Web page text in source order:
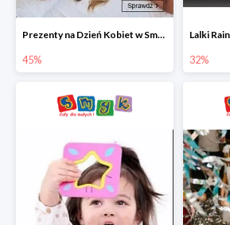
Prezenty na Dzień Kobiet w Smyku do -45%
45% 32%